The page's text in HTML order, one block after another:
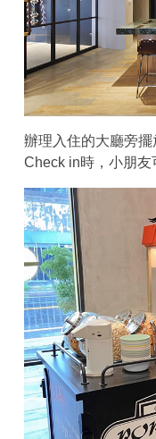
辦理入住的大廳旁
Check in時，小朋友